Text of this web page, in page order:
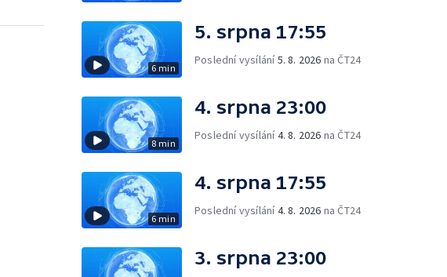
6 min
5. srpna 17:55
Poslední vysílání5. 8. 2026 na ČT24
8 min
4. srpna 23:00
Poslední vysílání4. 8. 2026 na ČT24
6 min
4. srpna 17:55
Poslední vysílání4. 8. 2026 na ČT24
3. srpna 23:00